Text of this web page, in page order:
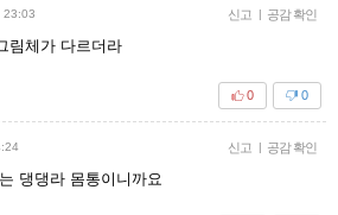
23:03 신고 | 공감 확인
림체가 다르더라
0
0
신고 | 공감 확인
댕댕라 몸통이니까요